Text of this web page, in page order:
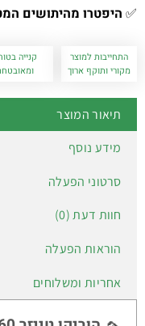
✅ היפטרו מהיתושים
התחייבות למוצר
מקורי ותוקף ארוך
קנייה
תיאור המוצר
מידע נוסף
סרטוני הפעלה
חוות דעת (0)
הוראות הפעלה
אחריות ומשלוחים